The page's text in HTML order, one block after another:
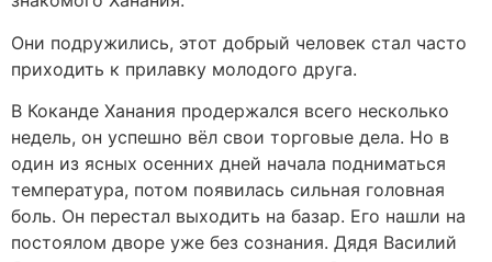
Они подружились, этот добрый человек стал часто
приходить к прилавку молодого друга.
В Коканде Ханания продержался всего несколько
недель, он успешно вёл свои торговые дела. Но в
один из ясных осенних дней начала подниматься
температура, потом появилась сильная головная
боль. Он перестал выходить на базар. Его нашли на
постоялом дворе уже без сознания. Дядя Василий